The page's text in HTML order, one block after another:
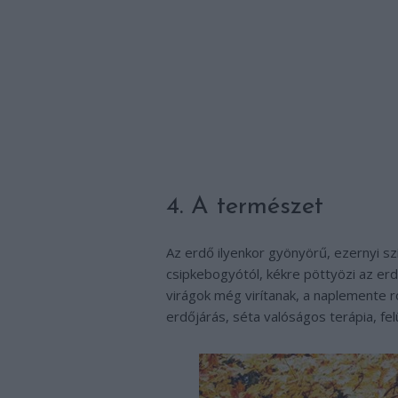
4. A természet
Az erdő ilyenkor gyönyörű, ezernyi
csipkebogyótól, kékre pöttyözi az
virágok még virítanak, a naplemente
erdőjárás, séta valóságos terápia,